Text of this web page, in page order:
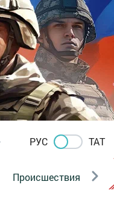
РУС ТАТ
Происшествия